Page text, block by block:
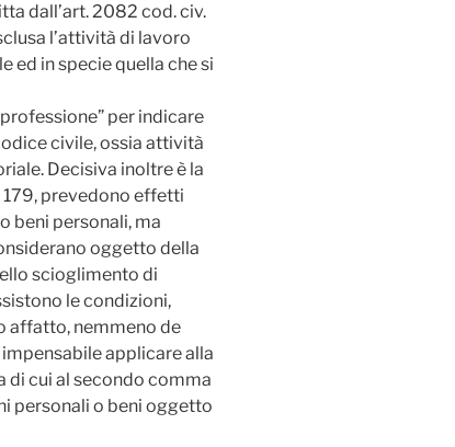
dall’art. 2082 cod. civ.
l’attività di lavoro
ed in specie quella che si
per indicare
civile, ossia attività
Decisiva inoltre è la
179, prevedono effetti
beni personali, ma
oggetto della
scioglimento di
le condizioni,
affatto, nemmeno de
applicare alla
di cui al secondo comma
personali o beni oggetto